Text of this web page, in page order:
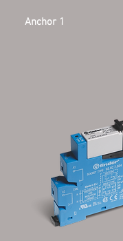
Anchor 1